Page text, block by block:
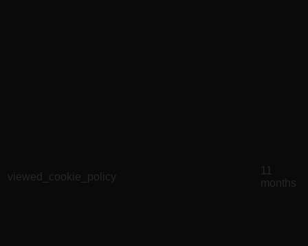
viewed_cookie_policy
11
months